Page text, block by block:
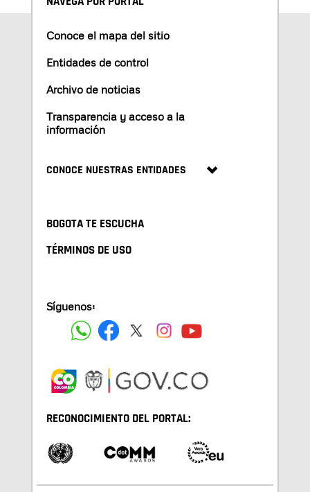
Conoce el mapa del sitio
Entidades de control
Archivo de noticias
Transparencia y acceso a la
información
CONOCE NUESTRAS ENTIDADES
BOGOTA TE ESCUCHA
TÉRMINOS DE USO
Síguenos:
RECONOCIMIENTO DEL PORTAL: